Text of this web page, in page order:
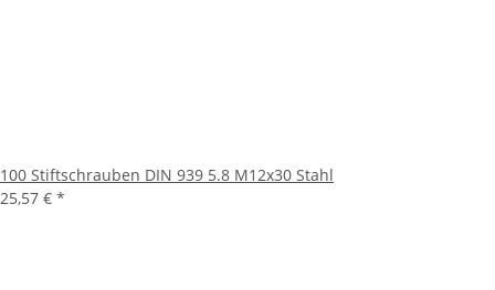
100 Stiftschrauben DIN 939 5.8 M12x30 Stahl
25,57 € *